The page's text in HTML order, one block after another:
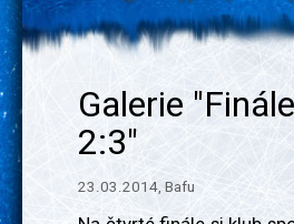
Galerie
2:3"
23.03.2014, Bafu